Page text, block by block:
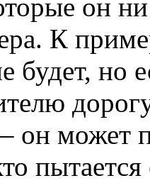
он ни
К
будет, но
он может